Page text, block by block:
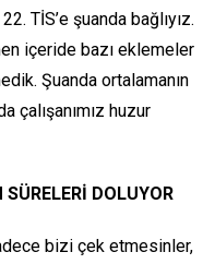
TİS’e şuanda bağlıyız.
içeride bazı eklemeler
Şuanda ortalamanın
çalışanımız huzur
DOLUYOR
bizi çek etmesinler,